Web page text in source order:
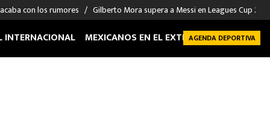
con los rumores Gilberto Mora supera a Messi en Leagues Cup
INTERNACIONAL MEXICANOS EN EL EXTRANJERO FUTBOL
AGENDA DEPORTIVA